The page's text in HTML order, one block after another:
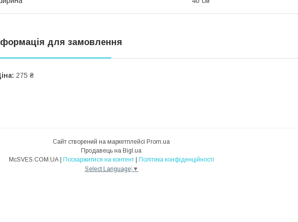
для замовлення
275 ₴
Сайт створений на маркетплейсі Prom.ua
Продавець на Bigl.ua
McSVES.COM.UA | Поскаржитися на контент | Політика конфіденційності
Select Language ▼